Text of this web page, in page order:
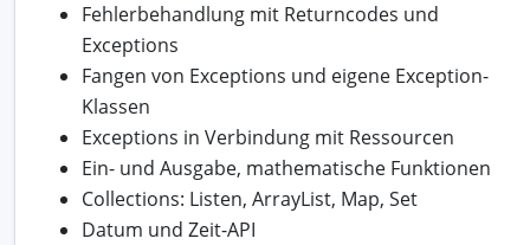
Fehlerbehandlung mit Returncodes und
Exceptions
Fangen von Exceptions und eigene Exception-
Klassen
Exceptions in Verbindung mit Ressourcen
Ein- und Ausgabe, mathematische Funktionen
Collections: Listen, ArrayList, Map, Set
Datum und Zeit-API